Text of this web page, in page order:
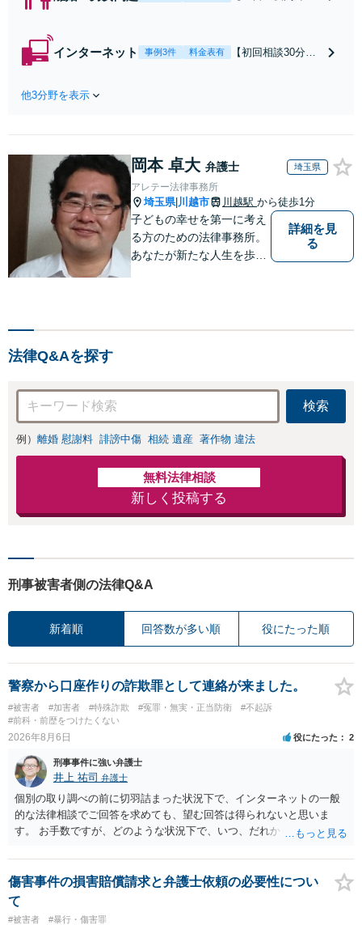
れたら、サインす
負担を軽減「弁護
士の交渉で慰謝料
交渉も対応可」
【完全個室対応】
インターネット 事例3件 料金表有
【初回相談30分無
報開示請求をおこ
お店の風評被害対
防止のために尽
力」加害者側の対
応可：開示請求の
意見照会が来たと
きの対処法、被害
他3分野を表示
岡本 卓大 弁護士 埼玉県
アレテー法律事務所
埼玉県| 川越市 川越駅 から徒歩1分
子どもの幸せを第一に考え
る方のための法律事務所。
あなたが新たな人生を歩み
詳細を見
る
法律Q&Aを探す
検索
例） 離婚 慰謝料 誹謗中傷 相続 遺産 著作物 違法
無料法律相談
新しく投稿する
刑事被害者側の法律Q&A
新着順 回答数が多い順 役にたった順
警察から口座作りの詐欺罪として連絡が来ました。
#被害者 #加害者 #特殊詐欺 #冤罪・無実・正当防衛
#不起訴
#前科・前歴をつけたくない
2026年8月6日 役にたった 2
刑事事件に強い弁護士
井上 祐司 弁護士
個別の取り調べの前に切羽詰まった状況下で、インターネットの一般
的な法律相談でご回答を求めても、望む回答は得られないと思いま
す。 お手数ですが、どのような状況下で、いつ、だれからどのような
の程度だと聞いているのかということについて、お近くで詳細な法律
相談を受けられたうえで対処方法を探された方がよいと思われます。
一般論でいえば、任意取り調べの場合、ＩＣレコーダーを持参して取
り調べ内容を録音することは必須だと考えます。
傷害事件の損害賠償請求と弁護士依頼の必要性につい
て
#被害者 #暴行・傷害罪